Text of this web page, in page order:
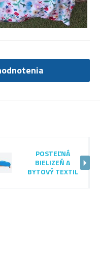
POSTEĽNÁ
BIELIZEŇ A
BYTOVÝ TEXTIL